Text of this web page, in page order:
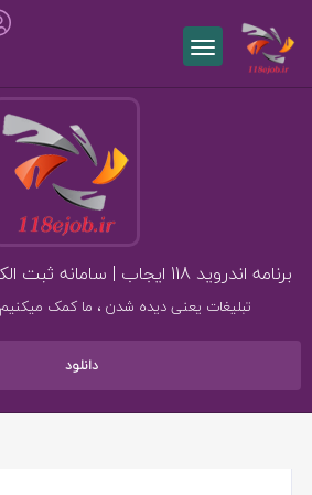
برنامه اندروید 118 ایجاب | سامانه ثبت الکترونیکی مشاغل کشور
تبلیغات یعنی دیده شدن ، ما کمک
دانلود